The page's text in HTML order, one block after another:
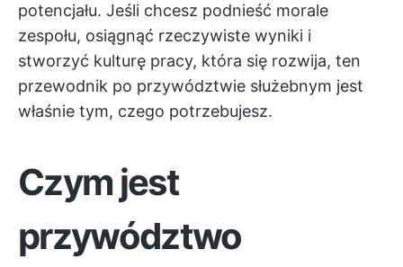
potencjału. Jeśli chcesz podnieść morale
zespołu, osiągnąć rzeczywiste wyniki i
stworzyć kulturę pracy, która się rozwija, ten
przewodnik po przywództwie służebnym jest
właśnie tym, czego potrzebujesz.
Czym jest
przywództwo